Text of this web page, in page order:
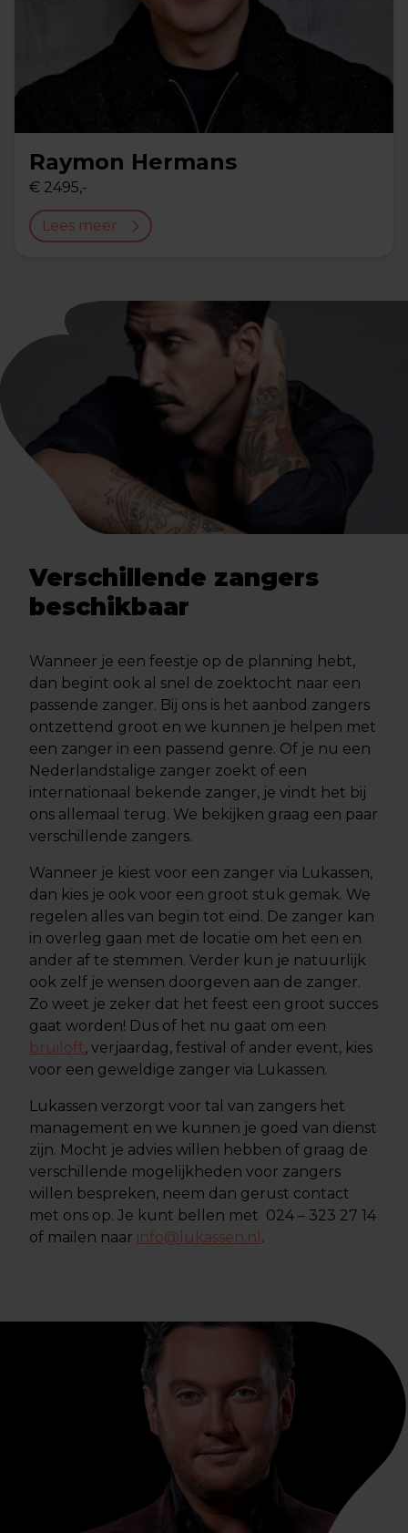
Raymon Hermans
€ 2495,-
Lees meer
Verschillende zangers
beschikbaar
Wanneer je een feestje op de planning hebt,
dan begint ook al snel de zoektocht naar een
passende zanger. Bij ons is het aanbod zangers
ontzettend groot en we kunnen je helpen met
een zanger in een passend genre. Of je nu een
Nederlandstalige zanger zoekt of een
internationaal bekende zanger, je vindt het bij
ons allemaal terug. We bekijken graag een paar
verschillende zangers.
Wanneer je kiest voor een zanger via Lukassen,
dan kies je ook voor een groot stuk gemak. We
regelen alles van begin tot eind. De zanger kan
in overleg gaan met de locatie om het een en
ander af te stemmen. Verder kun je natuurlijk
ook zelf je wensen doorgeven aan de zanger.
Zo weet je zeker dat het feest een groot succes
gaat worden! Dus of het nu gaat om een
bruiloft, verjaardag, festival of ander event, kies
voor een geweldige zanger via Lukassen.
Lukassen verzorgt voor tal van zangers het
management en we kunnen je goed van dienst
zijn. Mocht je advies willen hebben of graag de
verschillende mogelijkheden voor zangers
willen bespreken, neem dan gerust contact
met ons op. Je kunt bellen met 024 – 323 27 14
of mailen naar info@lukassen.nl .